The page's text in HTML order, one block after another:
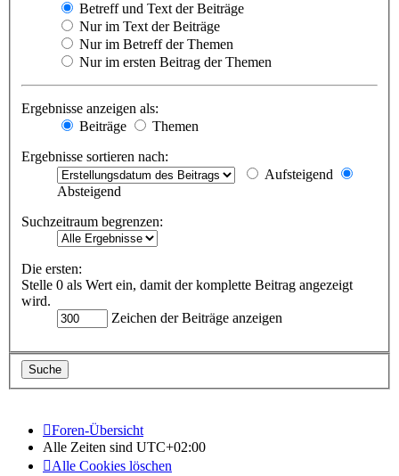
Betreff und Text der Beiträge
Nur im Text der Beiträge
Nur im Betreff der Themen
Nur im ersten Beitrag der Themen
Ergebnisse anzeigen als:
Beiträge
Themen
Ergebnisse sortieren nach:
Aufsteigend
Absteigend
Suchzeitraum begrenzen:
Die ersten:
Stelle 0 als Wert ein, damit der komplette Beitrag angezeigt
wird.
Zeichen der Beiträge anzeigen
Foren-Übersicht
Alle Zeiten sind UTC+02:00
Alle Cookies löschen